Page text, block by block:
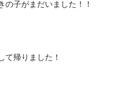
の子がまだいました！！
て帰りました！